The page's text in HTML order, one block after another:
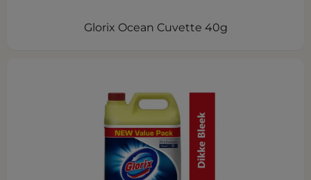
Glorix Ocean Cuvette 40g